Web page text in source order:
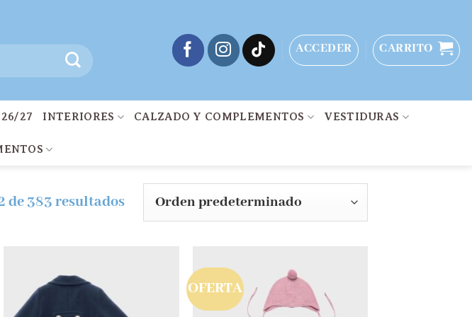
ACCEDER CARRITO
26/27 INTERIORES CALZADO Y COMPLEMENTOS VESTIDURAS
de 383 resultados
OFERTA
Añadir
a la